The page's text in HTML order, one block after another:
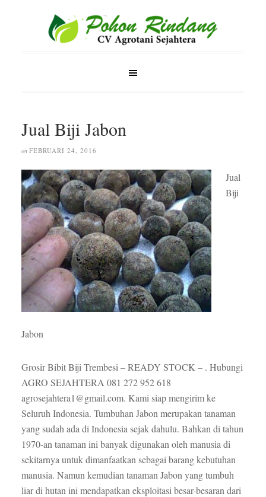
Jual Biji Jabon
on FEBRUARI 24, 2016
Jual
Biji
Jabon
Grosir Bibit Biji Trembesi – READY STOCK – . Hubungi
AGRO SEJAHTERA 081 272 952 618
agrosejahtera1@gmail.com. Kami siap mengirim ke
Seluruh Indonesia. Tumbuhan Jabon merupakan tanaman
yang sudah ada di Indonesia sejak dahulu. Bahkan di tahun
1970-an tanaman ini banyak digunakan oleh manusia di
sekitarnya untuk dimanfaatkan sebagai barang kebutuhan
manusia. Namun kemudian tanaman Jabon yang tumbuh
liar di hutan ini mendapatkan eksploitasi besar-besaran dari